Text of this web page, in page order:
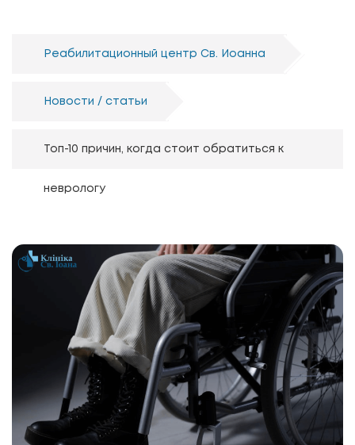
Реабилитационный центр Св. Иоанна
Новости / статьи
Топ-10 причин, когда стоит обратиться к
неврологу